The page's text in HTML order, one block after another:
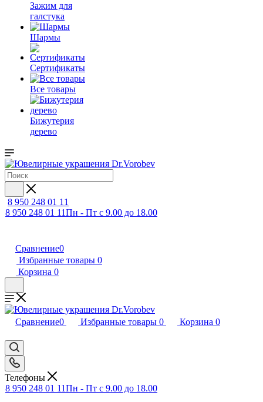
Зажим для
галстука
Шармы
Сертификаты
Все товары
Бижутерия
дерево
8 950 248 01 11
8 950 248 01 11Пн - Пт с 9.00 до 18.00
Сравнение0
Избранные товары 0
Корзина 0
Сравнение0 Избранные товары 0 Корзина 0
Телефоны
8 950 248 01 11Пн - Пт с 9.00 до 18.00